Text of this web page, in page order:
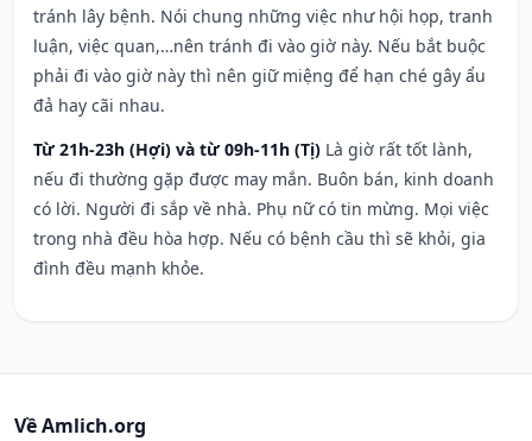
tránh lây bệnh. Nói chung những việc như hội họp, tranh
luận, việc quan,…nên tránh đi vào giờ này. Nếu bắt buộc
phải đi vào giờ này thì nên giữ miệng để hạn ché gây ẩu
đả hay cãi nhau.
Từ 21h-23h (Hợi) và từ 09h-11h (Tị) Là giờ rất tốt lành,
nếu đi thường gặp được may mắn. Buôn bán, kinh doanh
có lời. Người đi sắp về nhà. Phụ nữ có tin mừng. Mọi việc
trong nhà đều hòa hợp. Nếu có bệnh cầu thì sẽ khỏi, gia
đình đều mạnh khỏe.
Về Amlich.org